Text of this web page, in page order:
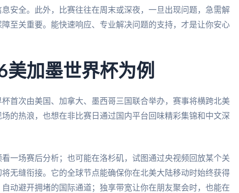
安全。此外，比赛往往在周末或深夜，一旦出现问题，急需解
至关重要。能快速响应、专业解决问题的支持，才是让你安心
加墨世界杯为例
首次由美国、加拿大、墨西哥三国联合举办，赛事将横跨北美
的热浪，也想在非比赛日通过国内平台回味精彩集锦和中文深
一场赛后分析；也可能在洛杉矶，试图通过央视频回放某个关
无缝衔接。它的全球节点能确保你在北美大陆移动时始终获得
动避开拥堵的国际通道；独享带宽让你在朋友聚会时，也能在